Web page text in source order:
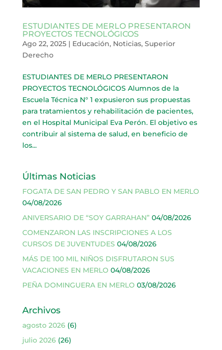
ESTUDIANTES DE MERLO PRESENTARON
PROYECTOS TECNOLÓGICOS
Ago 22, 2025| Educación, Noticias, Superior
Derecho
ESTUDIANTES DE MERLO PRESENTARON
PROYECTOS TECNOLÓGICOS Alumnos de la
Escuela Técnica N° 1 expusieron sus propuestas
para tratamientos y rehabilitación de pacientes,
en el Hospital Municipal Eva Perón. El objetivo es
contribuir al sistema de salud, en beneficio de
los...
Últimas Noticias
FOGATA DE SAN PEDRO Y SAN PABLO EN MERLO
04/08/2026
ANIVERSARIO DE “SOY GARRAHAN” 04/08/2026
COMENZARON LAS INSCRIPCIONES A LOS
CURSOS DE JUVENTUDES 04/08/2026
MÁS DE 100 MIL NIÑOS DISFRUTARON SUS
VACACIONES EN MERLO 04/08/2026
PEÑA DOMINGUERA EN MERLO 03/08/2026
Archivos
agosto 2026(6)
julio 2026(26)